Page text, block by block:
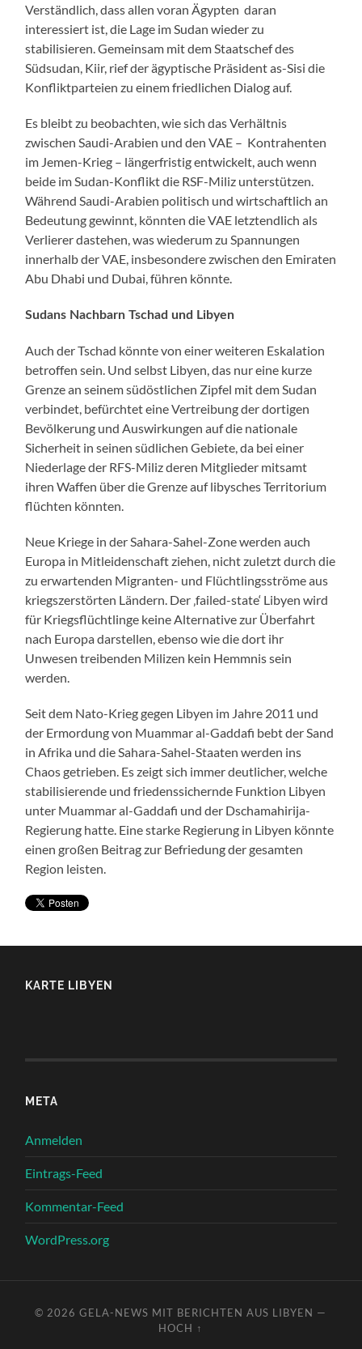
Verständlich, dass allen voran Ägypten daran
interessiert ist, die Lage im Sudan wieder zu
stabilisieren. Gemeinsam mit dem Staatschef des
Südsudan, Kiir, rief der ägyptische Präsident as-Sisi die
Konfliktparteien zu einem friedlichen Dialog auf.
Es bleibt zu beobachten, wie sich das Verhältnis
zwischen Saudi-Arabien und den VAE – Kontrahenten
im Jemen-Krieg – längerfristig entwickelt, auch wenn
beide im Sudan-Konflikt die RSF-Miliz unterstützen.
Während Saudi-Arabien politisch und wirtschaftlich an
Bedeutung gewinnt, könnten die VAE letztendlich als
Verlierer dastehen, was wiederum zu Spannungen
innerhalb der VAE, insbesondere zwischen den Emiraten
Abu Dhabi und Dubai, führen könnte.
Sudans Nachbarn Tschad und Libyen
Auch der Tschad könnte von einer weiteren Eskalation
betroffen sein. Und selbst Libyen, das nur eine kurze
Grenze an seinem südöstlichen Zipfel mit dem Sudan
verbindet, befürchtet eine Vertreibung der dortigen
Bevölkerung und Auswirkungen auf die nationale
Sicherheit in seinen südlichen Gebiete, da bei einer
Niederlage der RFS-Miliz deren Mitglieder mitsamt
ihren Waffen über die Grenze auf libysches Territorium
flüchten könnten.
Neue Kriege in der Sahara-Sahel-Zone werden auch
Europa in Mitleidenschaft ziehen, nicht zuletzt durch die
zu erwartenden Migranten- und Flüchtlingsströme aus
kriegszerstörten Ländern. Der ‚failed-state‘ Libyen wird
für Kriegsflüchtlinge keine Alternative zur Überfahrt
nach Europa darstellen, ebenso wie die dort ihr
Unwesen treibenden Milizen kein Hemmnis sein
werden.
Seit dem Nato-Krieg gegen Libyen im Jahre 2011 und
der Ermordung von Muammar al-Gaddafi bebt der Sand
in Afrika und die Sahara-Sahel-Staaten werden ins
Chaos getrieben. Es zeigt sich immer deutlicher, welche
stabilisierende und friedenssichernde Funktion Libyen
unter Muammar al-Gaddafi und der Dschamahirija-
Regierung hatte. Eine starke Regierung in Libyen könnte
einen großen Beitrag zur Befriedung der gesamten
Region leisten.
KARTE LIBYEN
META
Anmelden
Eintrags-Feed
Kommentar-Feed
WordPress.org
© 2026GELA-NEWS MIT BERICHTEN AUS LIBYEN —
HOCH ↑